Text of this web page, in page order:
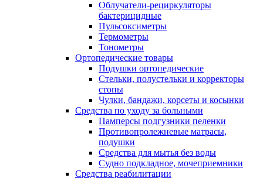
Облучатели-рециркуляторы
бактерицидные
Пульсоксиметры
Термометры
Тонометры
Ортопедические товары
Подушки ортопедические
Стельки, полустельки и корректоры
стопы
Чулки, бандажи, корсеты и косынки
Средства по уходу за больными
Памперсы подгузники пеленки
Противопролежневые матрасы,
подушки
Средства для мытья без воды
Судно подкладное, мочеприемники
Средства реабилитации